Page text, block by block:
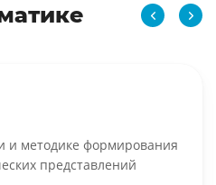
и методике формирования
представлений